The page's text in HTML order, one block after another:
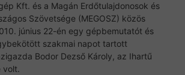
Kft. és a Magán Erdőtulajdonosok és
Szövetsége (MEGOSZ) közös
június 22-én egy gépbemutatót és
szakmai napot tartott
Bodor Dezső Károly, az Ihartű
volt.